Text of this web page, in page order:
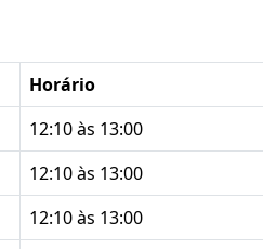
Horário
12:10 às 13:00
12:10 às 13:00
12:10 às 13:00